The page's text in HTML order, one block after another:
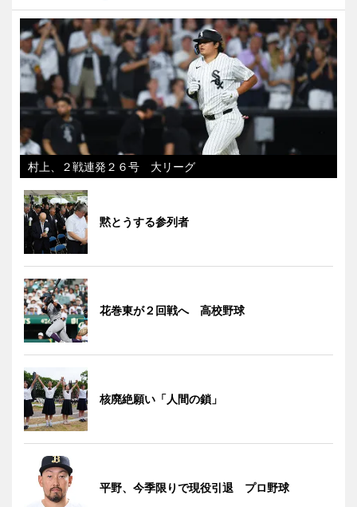
村上、２戦連発２６号 大リーグ
黙とうする参列者
花巻東が２回戦へ 高校野球
核廃絶願い「人間の鎖」
平野、今季限りで現役引退 プロ野球